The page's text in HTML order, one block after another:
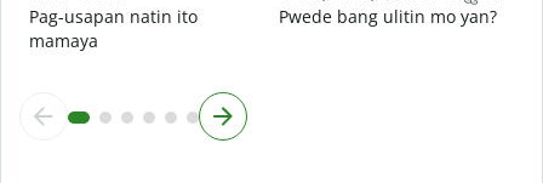
Pag-usapan natin ito
mamaya
Pwede bang ulitin mo yan?